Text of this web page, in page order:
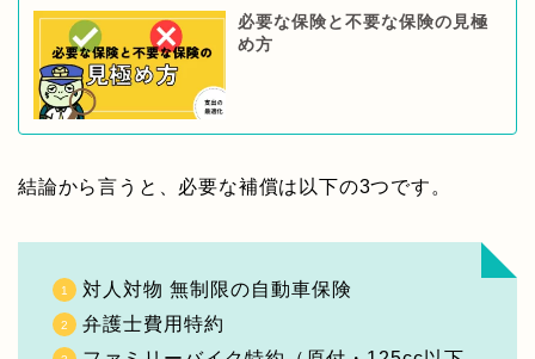
必要な保険と不要な保険の見極
め方
結論から言うと、必要な補償は以下の3つです。
対人対物 無制限の自動車保険
弁護士費用特約